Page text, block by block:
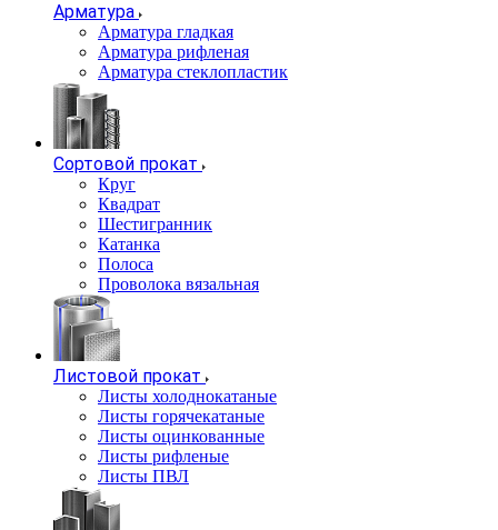
Арматура
Арматура гладкая
Арматура рифленая
Арматура стеклопластик
Сортовой прокат
Круг
Квадрат
Шестигранник
Катанка
Полоса
Проволока вязальная
Листовой прокат
Листы холоднокатаные
Листы горячекатаные
Листы оцинкованные
Листы рифленые
Листы ПВЛ